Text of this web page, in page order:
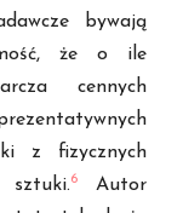
bywają
że o ile
cennych
z fizycznych
6Autor